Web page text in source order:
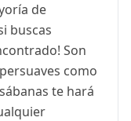
de
buscas
Son
como
te hará